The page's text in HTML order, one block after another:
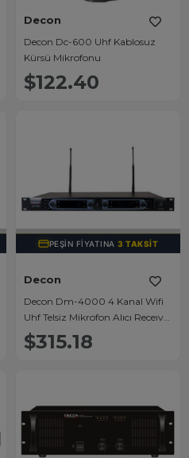
Decon
Decon Dc-600 Uhf Kablosuz
Kürsü Mikrofonu
$122.40
TÜKENDI
PEŞIN FIYATINA3 TAKSIT
Decon
Decon Dm-4000 4 Kanal Wifi
Uhf Telsiz Mikrofon Alıcı Receıver
(Dh-900-Db-500-Dc-600 İle
Kullanılır)
$315.18